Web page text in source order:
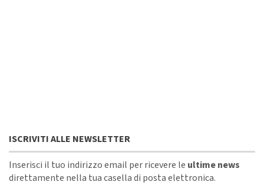
ISCRIVITI ALLE NEWSLETTER
Inserisci il tuo indirizzo email per ricevere le ultime news
direttamente nella tua casella di posta elettronica.